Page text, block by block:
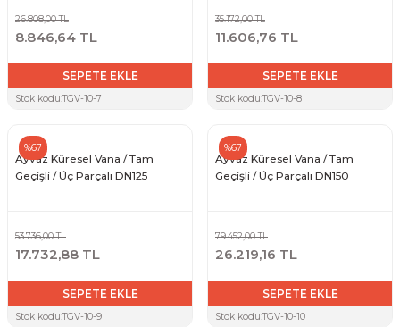
26.808,00 TL
8.846,64 TL
SEPETE EKLE
Stok kodu:TGV-10-7
35.172,00 TL
11.606,76 TL
SEPETE EKLE
Stok kodu:TGV-10-8
Ayvaz Küresel Vana / Tam
Geçişli / Üç Parçalı DN125
%67
53.736,00 TL
17.732,88 TL
SEPETE EKLE
Stok kodu:TGV-10-9
Ayvaz Küresel Vana / Tam
Geçişli / Üç Parçalı DN150
%67
79.452,00 TL
26.219,16 TL
SEPETE EKLE
Stok kodu:TGV-10-10